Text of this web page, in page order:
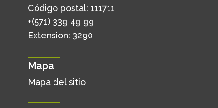
Código postal: 111711
+(571) 339 49 99
Extension: 3290
Mapa
Mapa del sitio